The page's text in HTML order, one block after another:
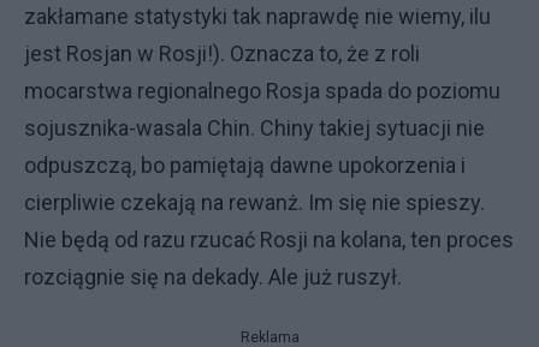
zakłamane statystyki tak naprawdę nie wiemy, ilu
jest Rosjan w Rosji!). Oznacza to, że z roli
mocarstwa regionalnego Rosja spada do poziomu
sojusznika-wasala Chin. Chiny takiej sytuacji nie
odpuszczą, bo pamiętają dawne upokorzenia i
cierpliwie czekają na rewanż. Im się nie spieszy.
Nie będą od razu rzucać Rosji na kolana, ten proces
rozciągnie się na dekady. Ale już ruszył.
Reklama